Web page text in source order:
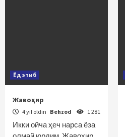
Ёд этиб
Жавоҳир
4 yil oldin Behzod 1 281
Икки ойча ҳеч нарса ёза